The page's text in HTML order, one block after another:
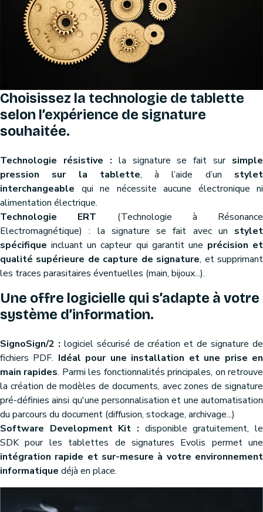
Choisissez la technologie de tablette
selon l’expérience de signature
souhaitée.
Technologie résistive : la signature se fait sur simple
pression sur la tablette, à l’aide d’un stylet
interchangeable qui ne nécessite aucune électronique ni
alimentation électrique.
Technologie ERT (Technologie à Résonance
Electromagnétique) : la signature se fait avec un stylet
spécifique incluant un capteur qui garantit une précision et
qualité supérieure de capture de signature, et supprimant
les traces parasitaires éventuelles (main, bijoux...).
Une offre logicielle qui s’adapte à votre
système d’information.
SignoSign/2 : logiciel sécurisé de création et de signature de
fichiers PDF. Idéal pour une installation et une prise en
main rapides. Parmi les fonctionnalités principales, on retrouve
la création de modèles de documents, avec zones de signature
pré-définies ainsi qu'une personnalisation et une automatisation
du parcours du document (diffusion, stockage, archivage...)
Software Development Kit : disponible gratuitement, le
SDK pour les tablettes de signatures Evolis permet une
intégration rapide et sur-mesure à votre environnement
informatique déjà en place.